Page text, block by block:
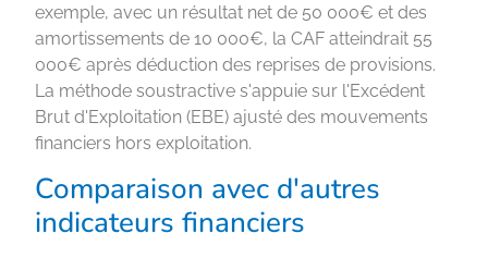
exemple, avec un résultat net de 50 000€ et des
amortissements de 10 000€, la CAF atteindrait 55
000€ après déduction des reprises de provisions.
La méthode soustractive s'appuie sur l'Excédent
Brut d'Exploitation (EBE) ajusté des mouvements
financiers hors exploitation.
Comparaison avec d'autres
indicateurs financiers